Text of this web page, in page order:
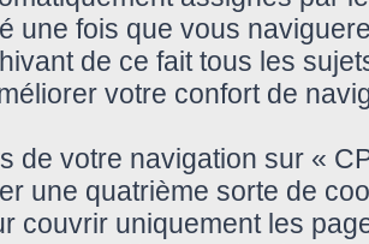
une fois que vous
de ce fait tous les
votre confort de
de votre navigation sur «
une quatrième sorte de
couvrir uniquement les